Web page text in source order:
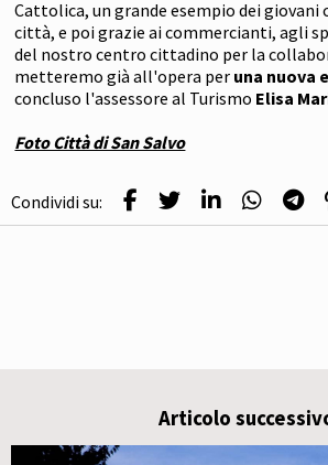
Cattolica, un grande esempio dei giovani
città, e poi grazie ai commercianti, agli
del nostro centro cittadino per la
metteremo già all'opera per una nuova
concluso l'assessore al Turismo Elisa
Foto Città di San Salvo
Condividi su:
Articolo